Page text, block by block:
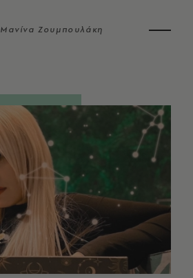
Μανίνα Ζουμπουλάκη